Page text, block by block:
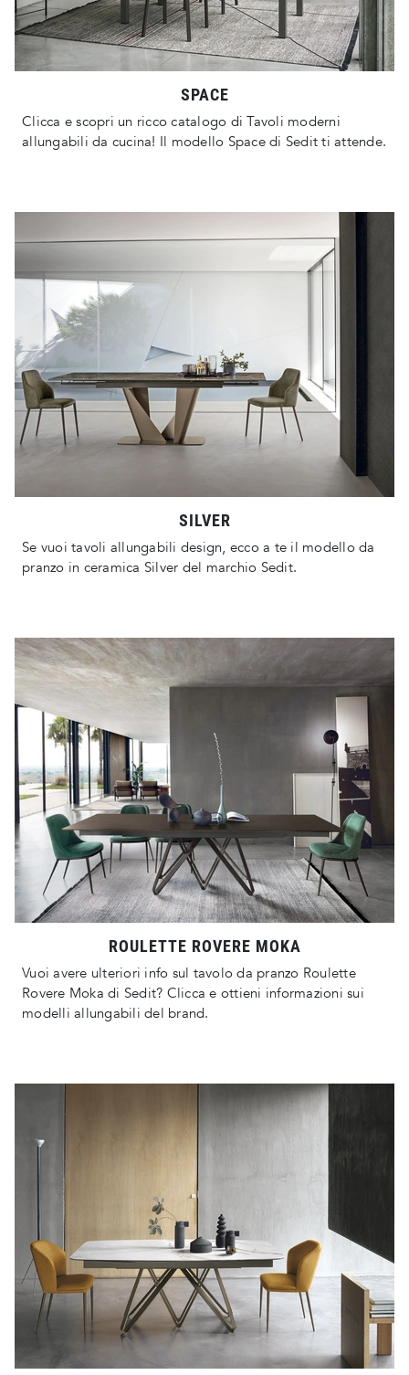
SPACE
Clicca e scopri un ricco catalogo di Tavoli moderni
allungabili da cucina! Il modello Space di Sedit ti attende.
SILVER
Se vuoi tavoli allungabili design, ecco a te il modello da
pranzo in ceramica Silver del marchio Sedit.
ROULETTE ROVERE MOKA
Vuoi avere ulteriori info sul tavolo da pranzo Roulette
Rovere Moka di Sedit? Clicca e ottieni informazioni sui
modelli allungabili del brand.